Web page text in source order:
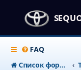
FAQ
Список форумов